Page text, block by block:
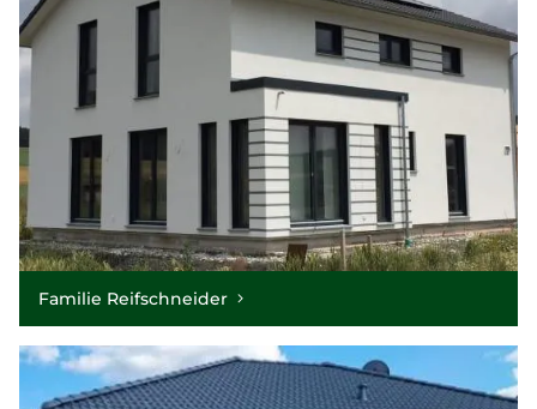
Familie Reifschneider